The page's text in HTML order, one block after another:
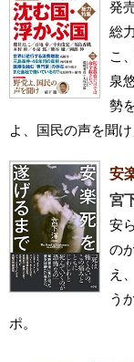
発
総
こ
泉
勢
よ、国民の声を聞け
安
宮
安
の
え
う
ポ。